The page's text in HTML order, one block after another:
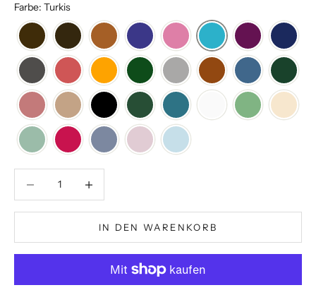
Farbe: Turkis
IN DEN WARENKORB